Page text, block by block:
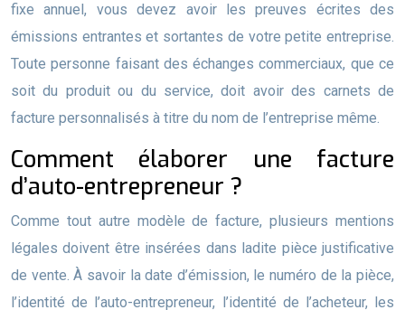
fixe annuel, vous devez avoir les preuves écrites des
émissions entrantes et sortantes de votre petite entreprise.
Toute personne faisant des échanges commerciaux, que ce
soit du produit ou du service, doit avoir des carnets de
facture personnalisés à titre du nom de l’entreprise même.
Comment élaborer une facture
d’auto-entrepreneur ?
Comme tout autre modèle de facture, plusieurs mentions
légales doivent être insérées dans ladite pièce justificative
de vente. À savoir la date d’émission, le numéro de la pièce,
l’identité de l’auto-entrepreneur, l’identité de l’acheteur, les